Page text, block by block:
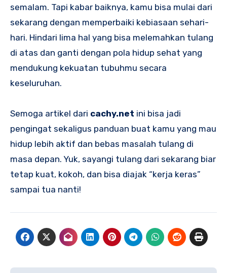
semalam. Tapi kabar baiknya, kamu bisa mulai dari
sekarang dengan memperbaiki kebiasaan sehari-
hari. Hindari lima hal yang bisa melemahkan tulang
di atas dan ganti dengan pola hidup sehat yang
mendukung kekuatan tubuhmu secara
keseluruhan.
Semoga artikel dari cachy.net ini bisa jadi
pengingat sekaligus panduan buat kamu yang mau
hidup lebih aktif dan bebas masalah tulang di
masa depan. Yuk, sayangi tulang dari sekarang biar
tetap kuat, kokoh, dan bisa diajak “kerja keras”
sampai tua nanti!